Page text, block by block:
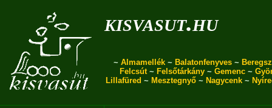
kisvasut.hu
~ Almamellék ~ Balatonfenyves ~
Felcsút~ Felsőtárkány ~ Gemenc ~
Lillafüred ~ Mesztegnyő ~ Nagycenk ~